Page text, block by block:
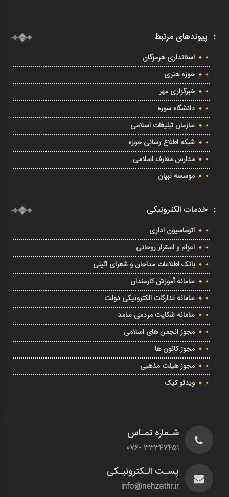
پیوندهای مرتبط
استانداری هرمزگان
حوزه هنری
خبرگزاری مهر
دانشگاه سوره
سازمان تبلیغات اسلامی
شبکه اطلاع رسانی حوزه
مدارس معارف اسلامی
موسسه تبیان
خدمات الکترونیکی
اتوماسیون اداری
اعزام و اسقرار روحانی
بانک اطلاعات مداحان و شعرای آئینی
سامانه آموزش کارمندان
سامانه تدارکات الکترونیکی دولت
سامانه شکایت مردمی سامد
مجوز انجمن های اسلامی
مجوز کانون ها
مجوز هیئت مذهبی
ویدئو کیک
شـماره تمـاس
33347451 -076
پسـت الـکترونیـکی
info@nehzathr.ir